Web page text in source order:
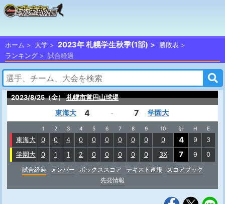
ホーム 大学 2023年 札幌学生秋季(1部)
勝敗表
ランキング
試合経過
2023/8/25（金） 札幌市営円山球場
東海大 4 - 7 学園大
1 2 3 4 5 6 7 8 9 10 計 H E
東海大 0 0 4 0 0 0 0 0 0 0 4 9
3
学園大
0 1 1 2 0 0 0 0 0 3X 7 9
0
試合経過
メンバー ボックススコア テキスト速報
スコアブック
先発情報